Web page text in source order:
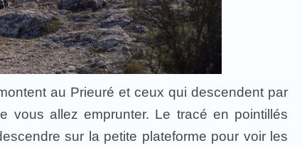
au Prieuré et ceux qui descendent par
vous allez emprunter. Le tracé en pointillés
sur la petite plateforme pour voir les